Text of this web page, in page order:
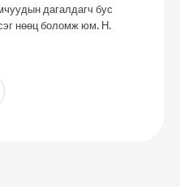
дагалдагч бус
нөөц боломж юм. Н.